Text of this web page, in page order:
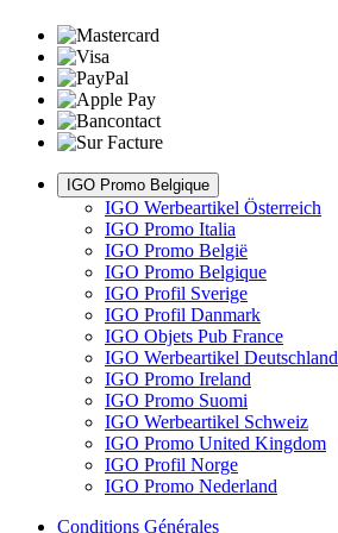
IGO Promo Belgique
IGO Werbeartikel Österreich
IGO Promo Italia
IGO Promo België
IGO Promo Belgique
IGO Profil Sverige
IGO Profil Danmark
IGO Objets Pub France
IGO Werbeartikel Deutschland
IGO Promo Ireland
IGO Promo Suomi
IGO Werbeartikel Schweiz
IGO Promo United Kingdom
IGO Profil Norge
IGO Promo Nederland
Conditions Générales